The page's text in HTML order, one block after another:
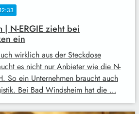
| N-ERGIE zieht bei
ein
wirklich aus der Steckdose
es nicht nur Anbieter wie die N-
So ein Unternehmen braucht auch
Bei Bad Windsheim hat die …